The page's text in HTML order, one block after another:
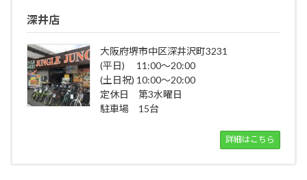
深井店
大阪府堺市中区深井沢町3231
(平日) 11:00～20:00
(土日祝) 10:00～20:00
定休日 第3水曜日
駐車場 15台
詳細はこちら